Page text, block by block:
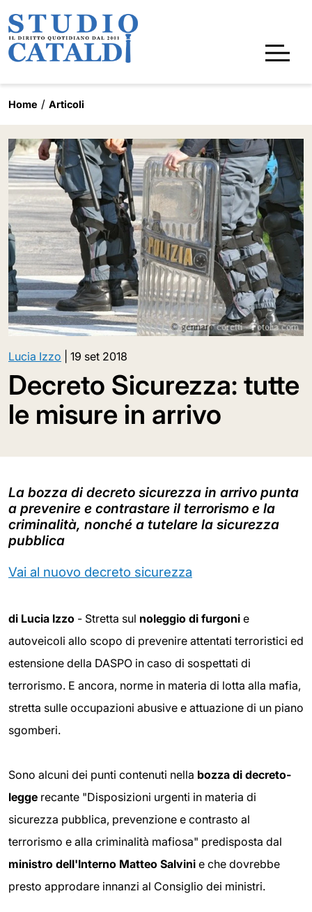
Home Articoli
Lucia Izzo 19 set 2018
Decreto Sicurezza: tutte
le misure in arrivo
La bozza di decreto sicurezza in arrivo punta
a prevenire e contrastare il terrorismo e la
criminalità, nonché a tutelare la sicurezza
pubblica
Vai al nuovo decreto sicurezza
di Lucia Izzo - Stretta sul noleggio di furgoni e
autoveicoli allo scopo di prevenire attentati terroristici ed
estensione della DASPO in caso di sospettati di
terrorismo. E ancora, norme in materia di lotta alla mafia,
stretta sulle occupazioni abusive e attuazione di un piano
sgomberi.
Sono alcuni dei punti contenuti nella bozza di decreto-
legge recante "Disposizioni urgenti in materia di
sicurezza pubblica, prevenzione e contrasto al
terrorismo e alla criminalità mafiosa" predisposta dal
ministro dell'Interno Matteo Salvini e che dovrebbe
presto approdare innanzi al Consiglio dei ministri.